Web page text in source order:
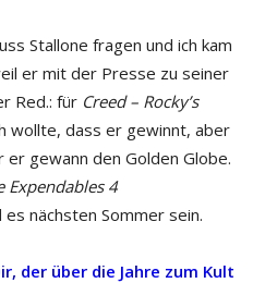
Stallone fragen und ich kam
er mit der Presse zu seiner
Red.: für Creed – Rocky’s
wollte, dass er gewinnt, aber
gewann den Golden Globe.
Expendables 4
nächsten Sommer sein.
der über die Jahre zum Kult